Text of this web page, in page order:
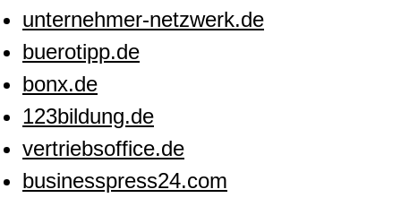
unternehmer-netzwerk.de
buerotipp.de
bonx.de
123bildung.de
vertriebsoffice.de
businesspress24.com